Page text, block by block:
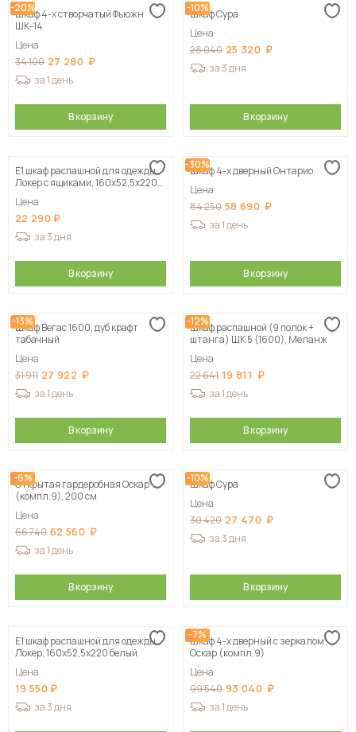
-20%
Шкаф 4-х створчатый Фьюжн
ШК-14
Цена
34 100 27 280
за 1 день
В корзину
-10%
Шкаф Сура
Цена
28 040 25 320
за 3 дня
В корзину
Е1 шкаф распашной для одежды
Локер с ящиками, 160х52,5х220
Цена
22 290
за 3 дня
В корзину
-30%
Шкаф 4-х дверный Онтарио
Цена
84 250 58 690
за 1 день
В корзину
-13%
Шкаф Вегас 1600, дуб крафт
табачный
Цена
31 911 27 922
за 1 день
В корзину
-12%
Шкаф распашной (9 полок +
штанга) ШК 5 (1600), Меланж
Цена
22 641 19 811
за 1 день
В корзину
-6%
Открытая гардеробная Оскар
(компл.9), 200 см
Цена
66 740 62 560
за 1 день
В корзину
-10%
Шкаф Сура
Цена
30 420 27 470
за 3 дня
В корзину
Е1 шкаф распашной для одежды
Локер, 160х52,5х220 белый
Цена
19 550
за 3 дня
-7%
Шкаф 4-х дверный с зеркалом
Оскар (компл.9)
Цена
99 540 93 040
за 1 день